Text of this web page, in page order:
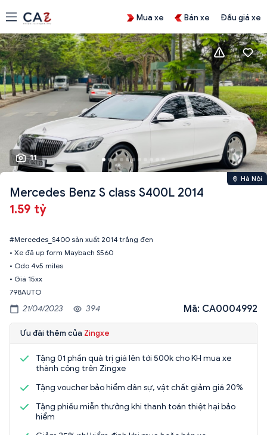
Mua xe Bán xe Đấu giá xe
11
Hà Nội
Mercedes Benz S class S400L 2014
1.59 tỷ
#Mercedes_S400 sản xuất 2014 trắng đen
• Xe đã up form Maybach S560
• Odo 4v5 miles
• Giá 15xx
798AUTO
21/04/2023 394 Mã: CA0004992
Ưu đãi thêm của Zingxe
Tặng 01 phần quà trị giá lên tới 500k cho KH mua xe
thành công trên Zingxe
Tặng voucher bảo hiểm dân sự, vật chất giảm giá 20%
Tặng phiếu miễn thưởng khi thanh toán thiệt hại bảo
hiểm